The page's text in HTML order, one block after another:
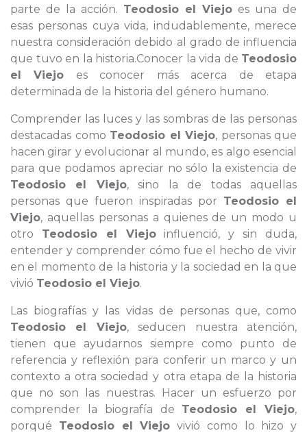
parte de la acción. Teodosio el Viejo es una de
esas personas cuya vida, indudablemente, merece
nuestra consideración debido al grado de influencia
que tuvo en la historia.Conocer la vida de Teodosio
el Viejo es conocer más acerca de etapa
determinada de la historia del género humano.
Comprender las luces y las sombras de las personas
destacadas como Teodosio el Viejo, personas que
hacen girar y evolucionar al mundo, es algo esencial
para que podamos apreciar no sólo la existencia de
Teodosio el Viejo, sino la de todas aquellas
personas que fueron inspiradas por Teodosio el
Viejo, aquellas personas a quienes de un modo u
otro Teodosio el Viejoinfluenció, y sin duda,
entender y comprender cómo fue el hecho de vivir
en el momento de la historia y la sociedad en la que
vivió Teodosio el Viejo.
Las biografías y las vidas de personas que, como
Teodosio el Viejo, seducen nuestra atención,
tienen que ayudarnos siempre como punto de
referencia y reflexión para conferir un marco y un
contexto a otra sociedad y otra etapa de la historia
que no son las nuestras. Hacer un esfuerzo por
comprender la biografía de Teodosio el Viejo,
porqué Teodosio el Viejo vivió como lo hizo y